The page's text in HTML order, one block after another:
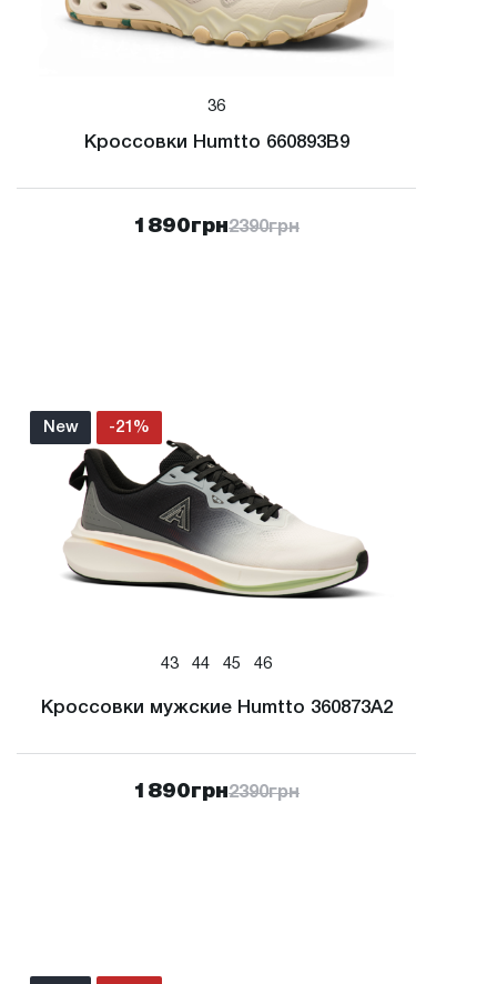
36
Кроссовки Humtto 660893B9
1890грн2390грн
New -21%
43 44 45 46
Кроссовки мужские Humtto 360873A2
1890грн2390грн